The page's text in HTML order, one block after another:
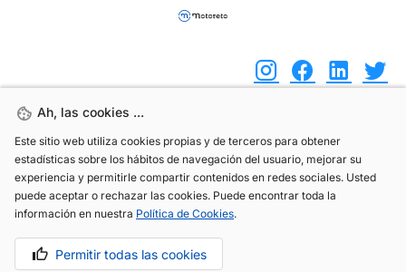
Ah, las cookies ...
Este sitio web utiliza cookies propias y de terceros para obtener
estadísticas sobre los hábitos de navegación del usuario, mejorar su
experiencia y permitirle compartir contenidos en redes sociales. Usted
puede aceptar o rechazar las cookies. Puede encontrar toda la
información en nuestra Política de Cookies.
Permitir todas las cookies
Ah, las cookies ...
Este sitio web utiliza cookies propias y de terceros para obtener
estadísticas sobre los hábitos de navegación del usuario, mejorar su
experiencia y permitirle compartir contenidos en redes sociales. Usted
puede aceptar o rechazar las cookies. Puede encontrar toda la
información en nuestra Política de Cookies.
Permitir todas las cookies
(+34) 744 408 070
info@motoreto.com
Aviso legal Política de cookies